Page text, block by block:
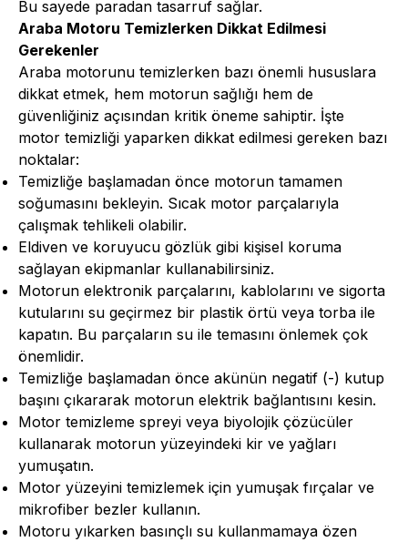
Bu sayede paradan tasarruf sağlar.
Araba Motoru Temizlerken Dikkat Edilmesi
Gerekenler
Araba motorunu temizlerken bazı önemli hususlara
dikkat etmek, hem motorun sağlığı hem de
güvenliğiniz açısından kritik öneme sahiptir. İşte
motor temizliği yaparken dikkat edilmesi gereken bazı
noktalar:
Temizliğe başlamadan önce motorun tamamen
soğumasını bekleyin. Sıcak motor parçalarıyla
çalışmak tehlikeli olabilir.
Eldiven ve koruyucu gözlük gibi kişisel koruma
sağlayan ekipmanlar kullanabilirsiniz.
Motorun elektronik parçalarını, kablolarını ve sigorta
kutularını su geçirmez bir plastik örtü veya torba ile
kapatın. Bu parçaların su ile temasını önlemek çok
önemlidir.
Temizliğe başlamadan önce akünün negatif (-) kutup
başını çıkararak motorun elektrik bağlantısını kesin.
Motor temizleme spreyi veya biyolojik çözücüler
kullanarak motorun yüzeyindeki kir ve yağları
yumuşatın.
Motor yüzeyini temizlemek için yumuşak fırçalar ve
mikrofiber bezler kullanın.
Motoru yıkarken basınçlı su kullanmamaya özen